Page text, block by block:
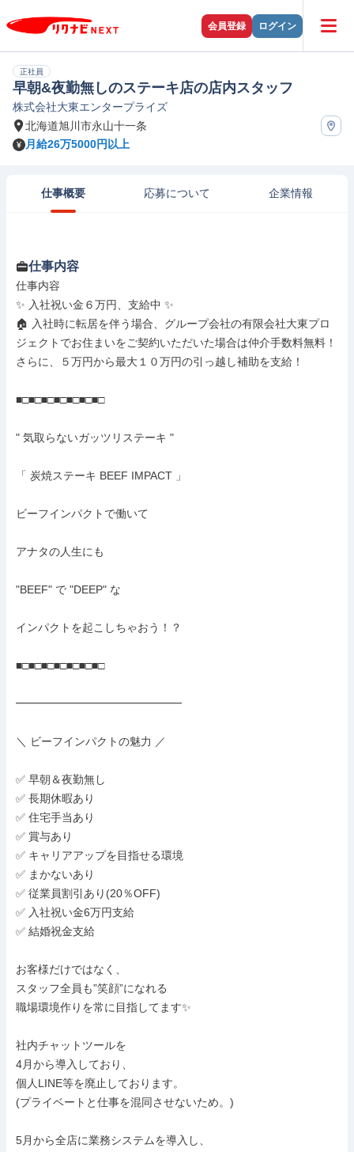
会員登録 ログイン
正社員
早朝&夜勤無しのステーキ店の店内スタッフ
株式会社大東エンタープライズ
北海道旭川市永山十一条
月給26万5000円以上
仕事概要 応募について 企業情報
仕事内容
仕事内容
✨ 入社祝い金６万円、支給中 ✨
🏠 入社時に転居を伴う場合、グループ会社の有限会社大東プロ
ジェクトでお住まいをご契約いただいた場合は仲介手数料無料！
さらに、５万円から最大１０万円の引っ越し補助を支給！
■□■□■□■□■□■□■□
" 気取らないガッツリステーキ "
「 炭焼ステーキ BEEF IMPACT 」
ビーフインパクトで働いて
アナタの人生にも
"BEEF" で "DEEP" な
インパクトを起こしちゃおう！？
■□■□■□■□■□■□■□
━━━━━━━━━━━━━━━
＼ ビーフインパクトの魅力 ／
✅ 早朝＆夜勤無し
✅ 長期休暇あり
✅ 住宅手当あり
✅ 賞与あり
✅ キャリアアップを目指せる環境
✅ まかないあり
✅ 従業員割引あり(20％OFF)
✅ ⼊社祝い⾦6万円⽀給
✅ 結婚祝⾦⽀給
お客様だけではなく、
スタッフ全員も”笑顔”になれる
職場環境作りを常に目指してます✨
社内チャットツールを
4月から導入しており、
個人LINE等を廃止しております。
(プライベートと仕事を混同させないため。)
5月から全店に業務システムを導入し、